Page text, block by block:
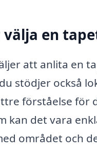
en
att anlita en
stödjer också
förståelse för
kan det vara
området och